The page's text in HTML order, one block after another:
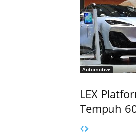
Automotive
LEX
Tempuh